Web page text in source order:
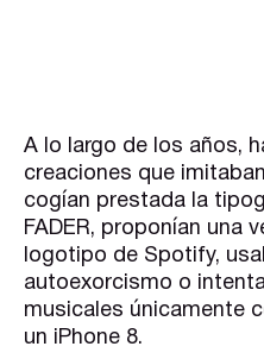
A lo largo de los años,
creaciones que
cogían prestada la
FADER, proponían una
logotipo de Spotify,
autoexorcismo o
musicales únicamente
un iPhone 8.